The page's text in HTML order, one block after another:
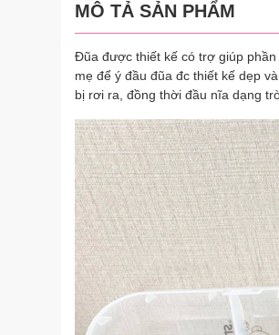
MÔ TẢ SẢN PHẨM
Đũa được thiết kế có trợ giúp
mẹ để ý đầu đũa đc thiết kế dẹp
bị rơi ra, đồng thời đầu nĩa dạng